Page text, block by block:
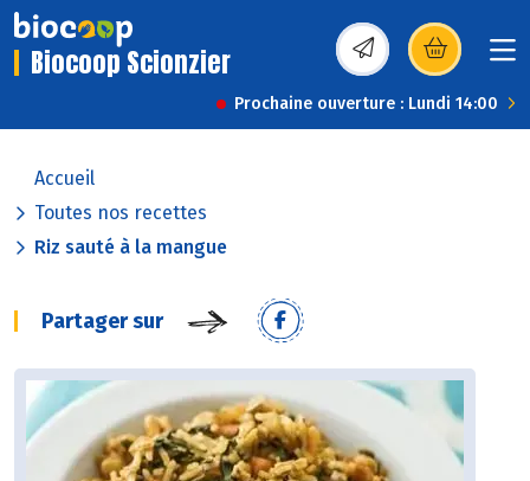
Biocoop Scionzier (s’ouvre dans une
Prochaine ouverture : Lundi 14:00
Accueil
Toutes nos recettes
Riz sauté à la mangue
Partager sur